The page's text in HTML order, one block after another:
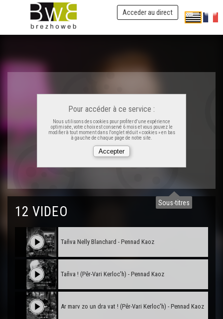
Acceder au direct
Sous-titres
Pour accéder à ce service :
Nous utilisons des cookies pour profiter d'une expérience
optimisée, votre choix est conservé 6 mois et vous pouvez le
modifier à tout moment dans l'onglet réduit « cookies » en bas
à gauche de chaque page de notre site.
12 VIDEO
Tañva Nelly Blanchard - Pennad Kaoz
Tañva ! (Pêr-Vari Kerloc'h) - Pennad Kaoz
Ar marv zo un dra vat ! (Pêr-Vari Kerloc'h) - Pennad Kaoz